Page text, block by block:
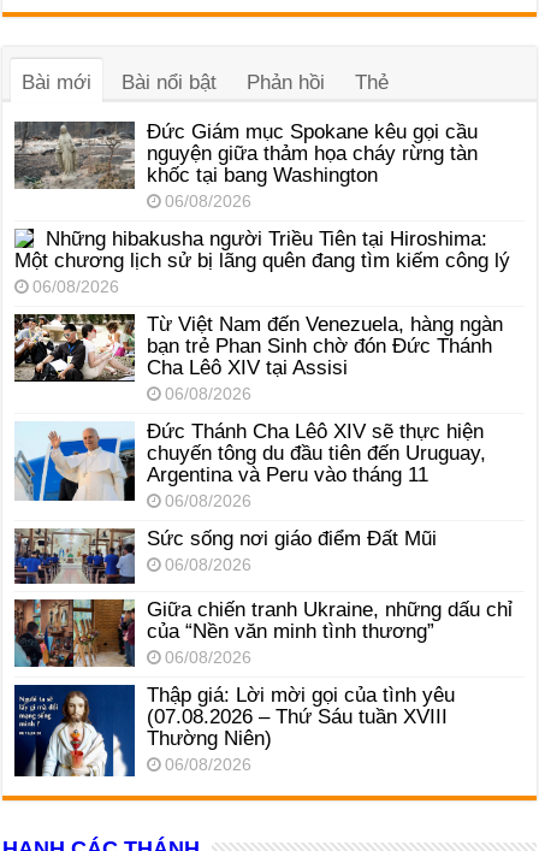
âm
Bài mới
Bài nổi bật Phản hồi Thẻ
Đức Giám mục Spokane kêu gọi cầu
nguyện giữa thảm họa cháy rừng tàn
khốc tại bang Washington
06/08/2026
Những hibakusha người Triều Tiên tại Hiroshima:
Một chương lịch sử bị lãng quên đang tìm kiếm công lý
06/08/2026
Từ Việt Nam đến Venezuela, hàng ngàn
bạn trẻ Phan Sinh chờ đón Đức Thánh
Cha Lêô XIV tại Assisi
06/08/2026
Đức Thánh Cha Lêô XIV sẽ thực hiện
chuyến tông du đầu tiên đến Uruguay,
Argentina và Peru vào tháng 11
06/08/2026
Sức sống nơi giáo điểm Đất Mũi
06/08/2026
Giữa chiến tranh Ukraine, những dấu chỉ
của “Nền văn minh tình thương”
06/08/2026
Thập giá: Lời mời gọi của tình yêu
(07.08.2026 – Thứ Sáu tuần XVIII
Thường Niên)
06/08/2026